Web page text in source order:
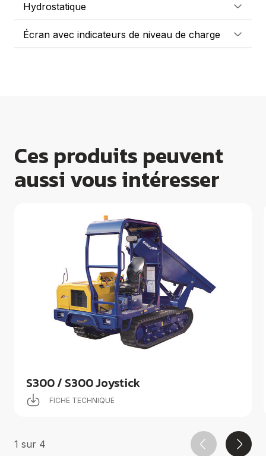
Hydrostatique
Écran avec indicateurs de niveau de charge
Ces produits peuvent
aussi vous intéresser
S300 / S300 Joystick
FICHE TECHNIQUE
1 sur 4